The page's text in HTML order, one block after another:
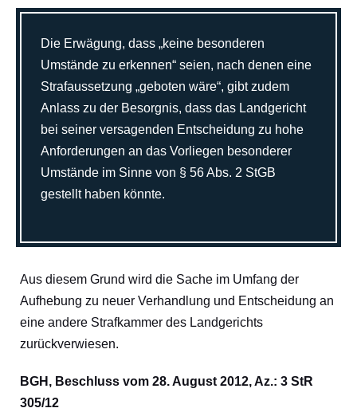
Die Erwägung, dass „keine besonderen
Umstände zu erkennen“ seien, nach denen eine
Strafaussetzung „geboten wäre“, gibt zudem
Anlass zu der Besorgnis, dass das Landgericht
bei seiner versagenden Entscheidung zu hohe
Anforderungen an das Vorliegen besonderer
Umstände im Sinne von § 56 Abs. 2 StGB
gestellt haben könnte.
Aus diesem Grund wird die Sache im Umfang der
Aufhebung zu neuer Verhandlung und Entscheidung an
eine andere Strafkammer des Landgerichts
zurückverwiesen.
BGH, Beschluss vom 28. August 2012, Az.: 3 StR
305/12